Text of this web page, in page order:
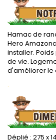
Hamac de
Hero
installer.
de vie.
d'améliorer le
.
Déplié : 275 x